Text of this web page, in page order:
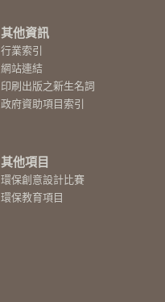
其他資訊
行業索引
網站連結
印刷出版之新生名詞
政府資助項目索引
其他項目
環保創意設計比賽
環保教育項目